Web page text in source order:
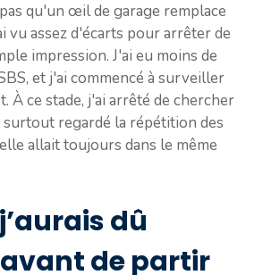
qu'un œil de garage remplace
vu assez d'écarts pour arrêter de
impression. J'ai eu moins de
et j'ai commencé à surveiller
À ce stade, j'ai arrêté de chercher
surtout regardé la répétition des
allait toujours dans le même
dû
de partir